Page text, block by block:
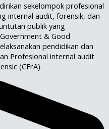
sekelompok profesional
internal audit, forensik, dan
publik yang
& Good
pendidikan dan
Profesional internal audit
(CFrA).